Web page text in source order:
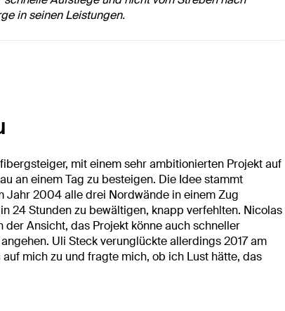
in seinen Leistungen.
mit einem sehr ambitionierten Projekt auf
an einem Tag zu besteigen. Die Idee stammt
Jahr 2004 alle drei Nordwände in einem Zug
24 Stunden zu bewältigen, knapp verfehlten. Nicolas
Ansicht, das Projekt könne auch schneller
Uli Steck verunglückte allerdings 2017 am
mich zu und fragte mich, ob ich Lust hätte, das